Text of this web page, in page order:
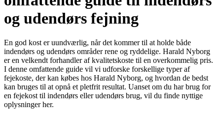
og udendørs fejning
En god kost er uundværlig, når det kommer til at holde både
indendørs og udendørs områder rene og ryddelige. Harald Nyborg
er en velkendt forhandler af kvalitetskoste til en overkommelig pris.
I denne omfattende guide vil vi udforske forskellige typer af
fejekoste, der kan købes hos Harald Nyborg, og hvordan de bedst
kan bruges til at opnå et pletfrit resultat. Uanset om du har brug for
en fejekost til indendørs eller udendørs brug, vil du finde nyttige
oplysninger her.